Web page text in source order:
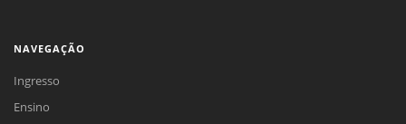
NAVEGAÇÃO
Ingresso
Ensino